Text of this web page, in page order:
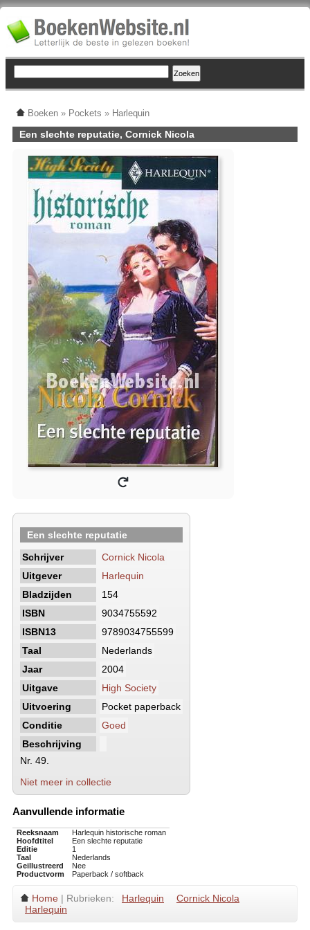
Boeken » Pockets » Harlequin
Een slechte reputatie, Cornick Nicola
Een slechte reputatie
Schrijver
Cornick Nicola
Uitgever
Harlequin
Bladzijden
154
ISBN
9034755592
ISBN13
9789034755599
Taal
Nederlands
Jaar
2004
Uitgave
High Society
Uitvoering
Pocket paperback
Conditie
Goed
Beschrijving
Nr. 49.
Niet meer in collectie
Aanvullende informatie
Reeksnaam
Harlequin historische roman
Hoofdtitel
Een slechte reputatie
Editie
1
Taal
Nederlands
Geillustreerd
Nee
Productvorm
Paperback / softback
Home | Rubrieken: Harlequin
Cornick Nicola
Harlequin